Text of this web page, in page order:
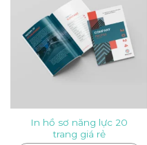
In hồ sơ năng lực 20
trang giá rẻ